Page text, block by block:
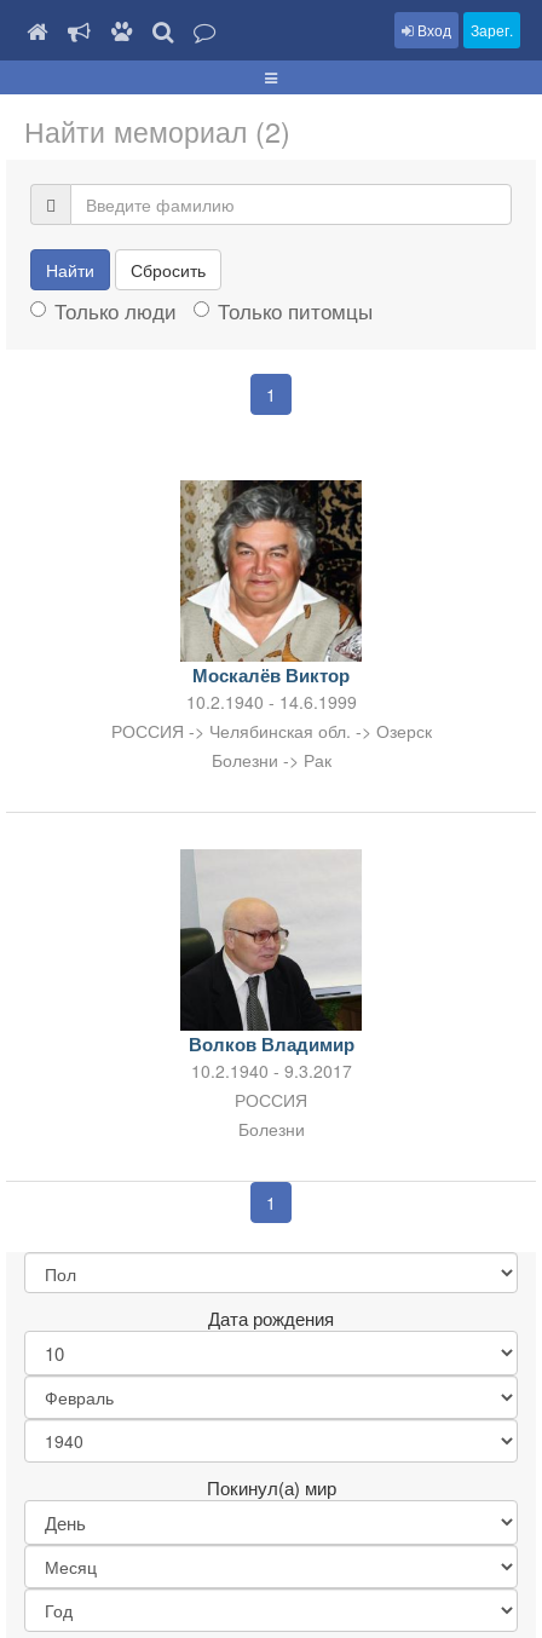
Вход Зарег.
Найти мемориал (2)
Найти Сбросить
Только люди Только питомцы
1
Москалёв Виктор
10.2.1940 - 14.6.1999
РОССИЯ -> Челябинская обл. -> Озерск
Болезни -> Рак
Волков Владимир
10.2.1940 - 9.3.2017
РОССИЯ
Болезни
1
Дата рождения
Покинул(а) мир